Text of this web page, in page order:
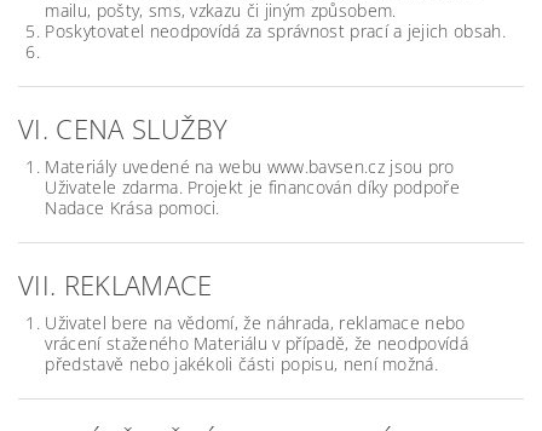
mailu, pošty, sms, vzkazu či jiným způsobem.
Poskytovatel neodpovídá za správnost prací a jejich obsah.
VI. CENA SLUŽBY
Materiály uvedené na webu www.bavsen.cz jsou pro
Uživatele zdarma. Projekt je financován díky podpoře
Nadace Krása pomoci.
VII. REKLAMACE
Uživatel bere na vědomí, že náhrada, reklamace nebo
vrácení staženého Materiálu v případě, že neodpovídá
představě nebo jakékoli části popisu, není možná.